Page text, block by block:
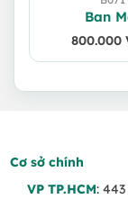
Ban
800.000
Cơ sở chính
VP TP.HCM: